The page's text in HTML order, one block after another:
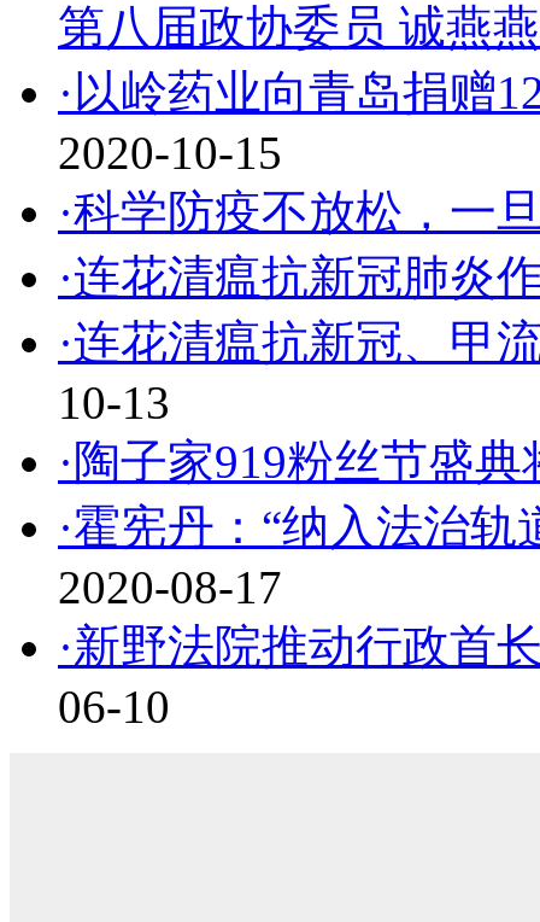
第八届政协委员 诚燕燕
·以岭药业向青岛捐赠
2020-10-15
·科学防疫不放松，一
·连花清瘟抗新冠肺炎
·连花清瘟抗新冠、甲
10-13
·陶子家919粉丝节盛典
·霍宪丹：“纳入法治
2020-08-17
·新野法院推动行政首
06-10